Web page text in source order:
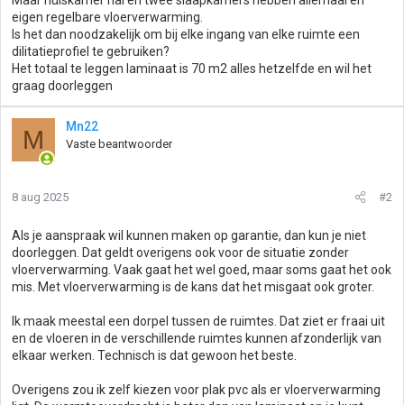
eigen regelbare vloerverwarming.
Is het dan noodzakelijk om bij elke ingang van elke ruimte een
dilitatieprofiel te gebruiken?
Het totaal te leggen laminaat is 70 m2 alles hetzelfde en wil het
graag doorleggen
M Mn22
Vaste beantwoorder
8 aug 2025 #2
Als je aanspraak wil kunnen maken op garantie, dan kun je niet
doorleggen. Dat geldt overigens ook voor de situatie zonder
vloerverwarming. Vaak gaat het wel goed, maar soms gaat het ook
mis. Met vloerverwarming is de kans dat het misgaat ook groter.
Ik maak meestal een dorpel tussen de ruimtes. Dat ziet er fraai uit
en de vloeren in de verschillende ruimtes kunnen afzonderlijk van
elkaar werken. Technisch is dat gewoon het beste.
Overigens zou ik zelf kiezen voor plak pvc als er vloerverwarming